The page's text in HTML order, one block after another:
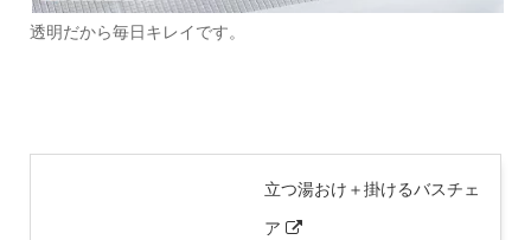
透明だから毎日キレイです。
立つ湯おけ＋掛けるバスチェ
ア